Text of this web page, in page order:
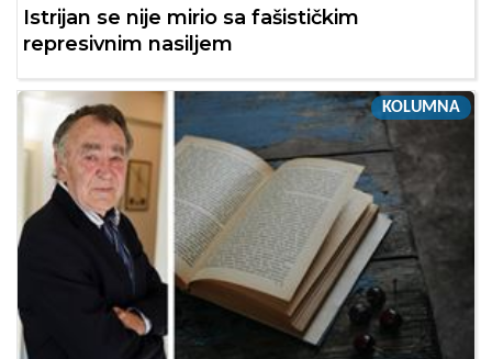
Istrijan se nije mirio sa fašističkim
represivnim nasiljem
KOLUMNA